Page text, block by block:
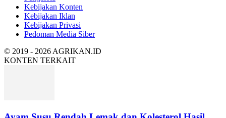
Kebijakan Konten
Kebijakan Iklan
Kebijakan Privasi
Pedoman Media Siber
© 2019 - 2026 AGRIKAN.ID
KONTEN TERKAIT